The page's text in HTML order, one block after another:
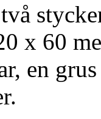
x 60
en